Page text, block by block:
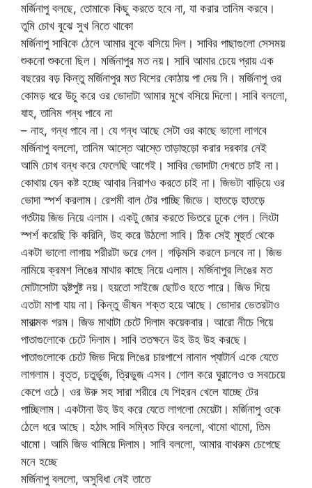
মর্জিনাপু বলছে, তোমাকে কিছু করতে হবে না, যা করার তানিম করবে।
তুমি চোখ বুঝে সুখ নিতে থাকো
মর্জিনাপু সাবিকে ঠেলে আমার বুকে বসিয়ে দিল। সাবির পাছাগুলো সেসময়
শুকনো শুকনো ছিল। মর্জিনাপুর মত নয়। সাবি আমার চেয়ে প্রায় এক
বছরের বড় কিন্তু মর্জিনাপুর মত বিশের কোঠায় পা দেয় নি। মর্জিনাপু ওর
কোমড় ধরে উচু করে ওর ভোদাটা আমার মুখে বসিয়ে দিলো। সাবি বললো,
যাহ, তানিম গন্ধ পাবে না
– নাহ, গন্ধ পাবে না। যে গন্ধ আছে সেটা ওর কাছে ভালো লাগবে
মর্জিনাপু বললো, তানিম আস্তে আস্তে তাড়াহুড়ো করার দরকার নেই
আমি চোখ বন্ধ করে ফেলেছি আগেই। সাবির ভোদাটা দেখতে চাই না।
কোথায় যেন কষ্ট হচ্ছে আবার নিরাশও করতে চাই না। জিভটা বাড়িয়ে ওর
ভোদা স্পর্শ করলাম। রেশমী বাল টের পাচ্ছি জিভে। হাতড়ে হাতড়ে
গর্তটায় জিভ নিয়ে এলাম। একটু জোর করতে ভিতরে ঢুকে গেল। লিংটা
স্পর্শ করেছি কি করিনি, উহ করে উঠলো সাবি। ঠিক সেই মুহুর্ত থেকে
একটা ভালো লাগায় শরীরটা ভরে গেল। গড়িমসি করলে চলবে না। জিভ
নামিয়ে ক্রমশ লিঙের মাথার কাছে নিয়ে এলাম। মর্জিনাপুর লিঙের মত
মোটাসোটা হৃষ্টপুষ্ট নয়। হয়তো সাইজে ছোটও হতে পারে। জিভ দিয়ে
এতটা মাপা যায় না। কিন্তু ভীষন শক্ত হয়ে আছে। ভোদার ভেতরটাও
মারাত্মক গরম। জিভ মাথাটা চেটে দিলাম কয়েকবার। আরো নীচে গিয়ে
পাতাগুলোকে চেটে দিলাম। সাবি ততক্ষনে উহ উহ উহ করছে।
পাতাগুলোকে চেটে জিভ দিয়ে লিঙের চারপাশে নানান প্যাটার্ন একে যেতে
লাগলাম। বৃত্ত, চতুর্ভুজ, ত্রিভুজ এসব। গোল করে ঘুরালেও ও সবচেয়ে
কেপে ওঠে। ওর উরু সহ সারা শরীরে যে শিহরন খেলে যাচ্ছে টের
পাচ্ছিলাম। একটানা উহ উহ করে যেতে লাগলো মেয়েটা। মর্জিনাপু ওকে
ঠেলে ধরে আছে। হঠাৎ সাবি সম্বিত ফিরে বললো, থামো থামো, তিম
থামো। আমি জিভ থামিয়ে দিলাম। সাবি বললো, আমার বাথরুম চেপেছে
মনে হচ্ছে
মর্জিনাপু বললো, অসুবিধা নেই তাতে